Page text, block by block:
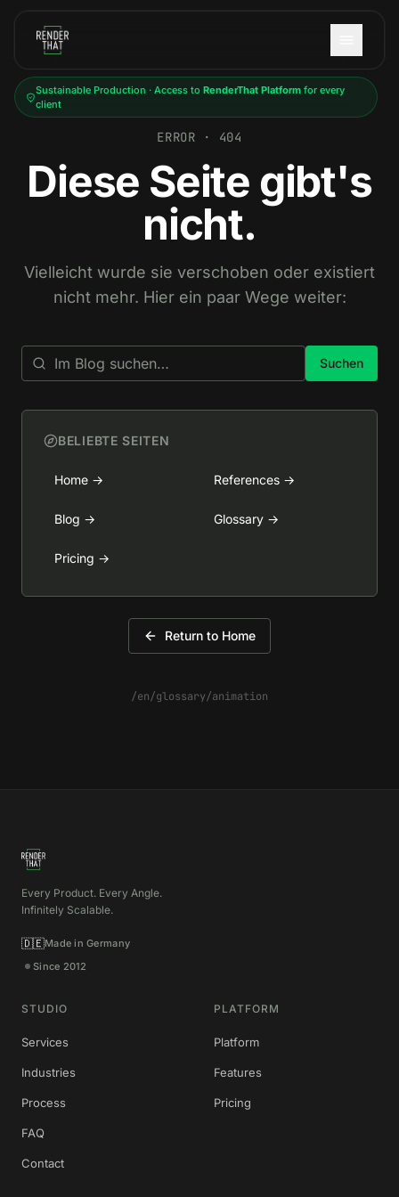
Sustainable Production · Access to RenderThat Platformfor every
client
ERROR · 404
Diese Seite gibt's
nicht.
Vielleicht wurde sie verschoben oder existiert
nicht mehr. Hier ein paar Wege weiter:
Suchen
BELIEBTE SEITEN
Home → References →
Blog → Glossary →
Pricing →
Return to Home
/en/glossary/animation
Every Product. Every Angle.
Infinitely Scalable.
🇩🇪Made in Germany
Since 2012
STUDIO
Services
Industries
Process
FAQ
Contact
PLATFORM
Platform
Features
Pricing